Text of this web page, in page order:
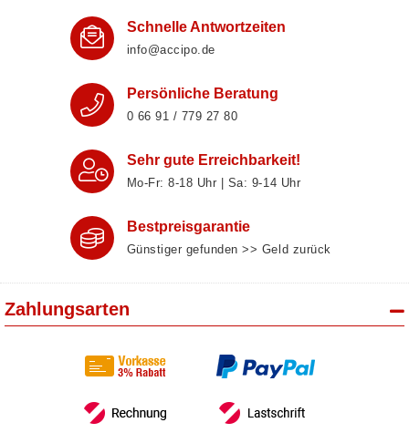
Schnelle Antwortzeiten
info@accipo.de
Persönliche Beratung
0 66 91 / 779 27 80
Sehr gute Erreichbarkeit!
Mo-Fr: 8‑18 Uhr | Sa: 9‑14 Uhr
Bestpreisgarantie
Günstiger gefunden >> Geld zurück
Zahlungsarten